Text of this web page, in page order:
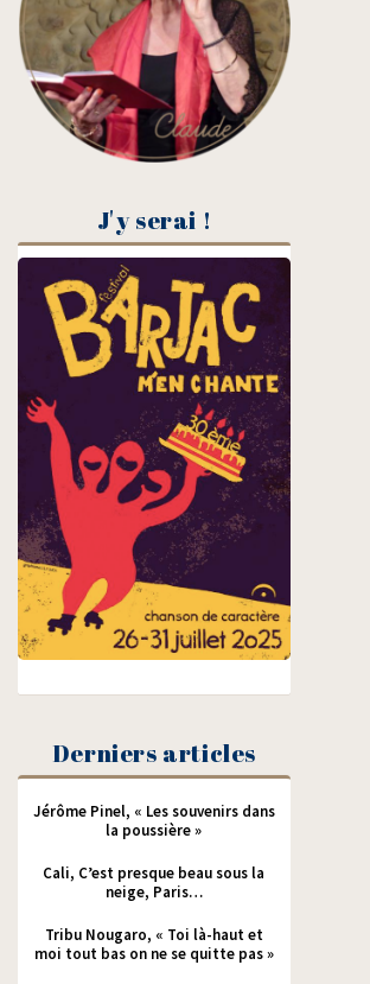
J'y serai !
Derniers articles
Jérôme Pinel, « Les souvenirs dans
la poussière »
Cali, C’est presque beau sous la
neige, Paris…
Tribu Nougaro, « Toi là-haut et
moi tout bas on ne se quitte pas »